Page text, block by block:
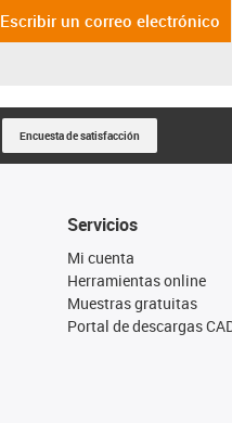
Escribir un correo electrónico
Encuesta de satisfacción
Servicios
Mi cuenta
Herramientas online
Muestras gratuitas
Portal de descargas